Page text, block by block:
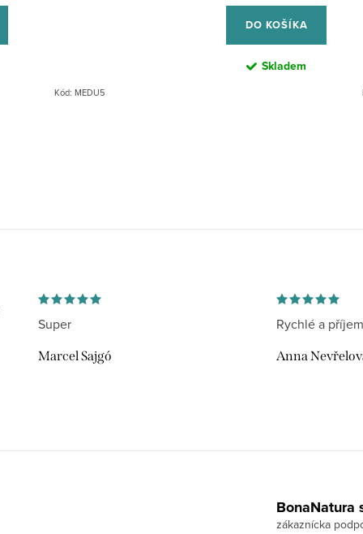
Kód: MEDU5
cena:
DO KOŠÍKA
Skladem
Super
Marcel Sajgó
Rychlé a
Anna
BonaNatura